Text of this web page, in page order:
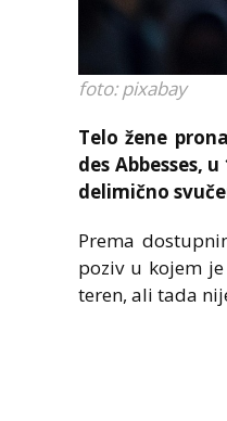
foto: pixabay
Telo žene
des Abbesses,
delimično
Prema
poziv u kojem
teren, ali tada